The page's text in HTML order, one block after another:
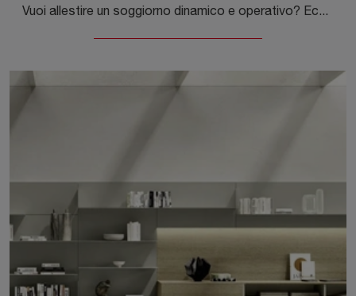
Vuoi allestire un soggiorno dinamico e operativo? Ecco a te la parete attrezzata Dedalo Novamobili dalle linee decise moderne.